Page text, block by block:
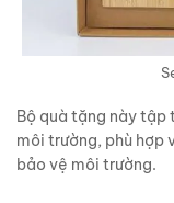
Bộ quà tặng này tập
môi trường, phù hợp
bảo vệ môi trường.